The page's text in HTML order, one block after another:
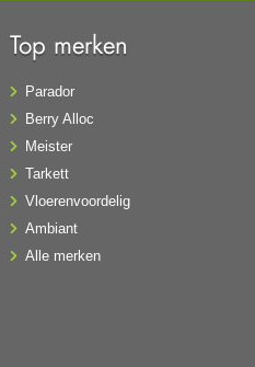
Top merken
Parador
Berry Alloc
Meister
Tarkett
Vloerenvoordelig
Ambiant
Alle merken